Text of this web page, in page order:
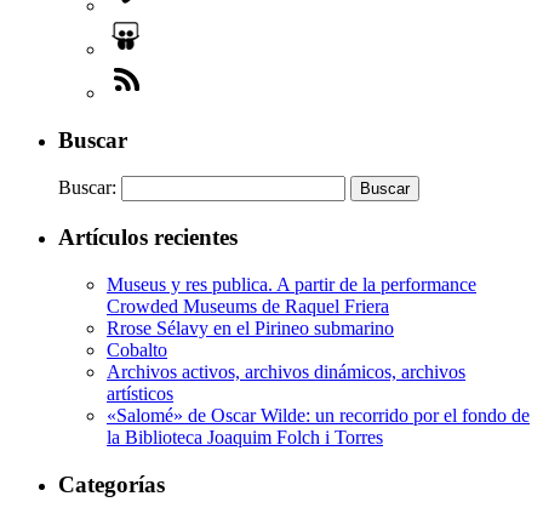
Buscar
Buscar:
Artículos recientes
Museus y res publica. A partir de la performance
Crowded Museums de Raquel Friera
Rrose Sélavy en el Pirineo submarino
Cobalto
Archivos activos, archivos dinámicos, archivos
artísticos
«Salomé» de Oscar Wilde: un recorrido por el fondo de
la Biblioteca Joaquim Folch i Torres
Categorías